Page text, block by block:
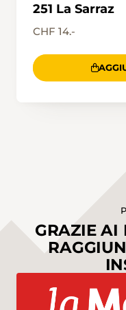
251 La Sarraz
CHF 14.-
GRAZIE AI